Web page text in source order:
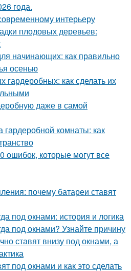
года.
интерьеру
плодовых деревьев:
начинающих: как правильно
осенью
гардеробных: как сделать их
даже в самой
комнаты: как
ошибок, которые могут все
почему батареи ставят
под окнами: история и логика
под окнами? Узнайте причину
ставят внизу под окнами, а
под окнами и как это сделать